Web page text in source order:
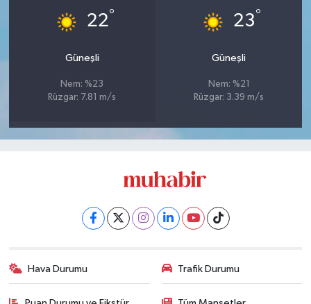
22°
Güneşli
Nem: %23
Rüzgar: 7.81 m/s
23°
Güneşli
Nem: %21
Rüzgar: 3.39 m/s
Hava Durumu Trafik Durumu